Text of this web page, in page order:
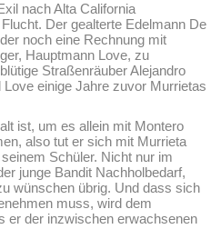
nach Alta California
Der gealterte Edelmann De
noch eine Rechnung mit
Hauptmann Love, zu
Straßenräuber Alejandro
einige Jahre zuvor Murrietas
ist, um es allein mit Montero
also tut er sich mit Murrieta
Schüler. Nicht nur im
junge Bandit Nachholbedarf,
wünschen übrig. Und dass sich
muss, wird dem
er der inzwischen erwachsenen